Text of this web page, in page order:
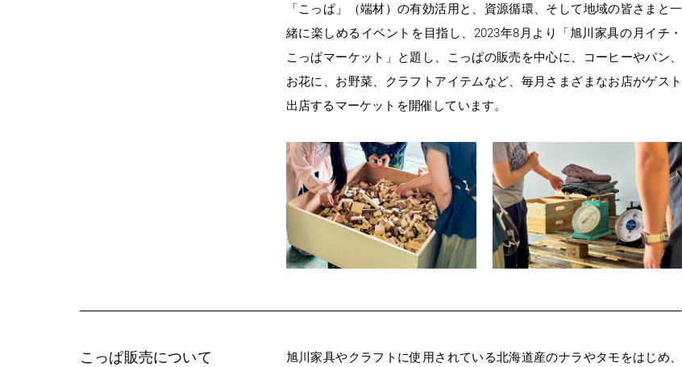
「こっぱ」（端材）の有効活用と、資源循環、そして地域の皆さまと一
緒に楽しめるイベントを目指し、2023年8月より「旭川家具の月イチ・
こっぱマーケット」と題し、こっぱの販売を中心に、コーヒーやパン、
お花に、お野菜、クラフトアイテムなど、毎月さまざまなお店がゲスト
出店するマーケットを開催しています。
こっぱ販売について
旭川家具やクラフトに使用されている北海道産のナラやタモをはじめ、